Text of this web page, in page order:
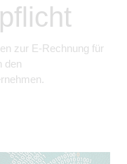
zur E-Rechnung für
den